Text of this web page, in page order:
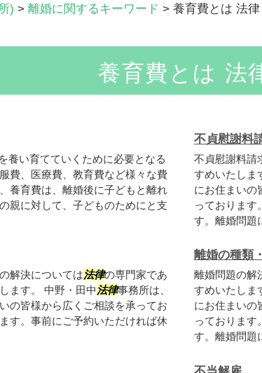
) > 離婚に関するキーワード > 養育費とは 法律
養育費とは 法
養い育てていくために必要となる
費、医療費、教育費など様々な費
養育費は、離婚後に子どもと離れ
親に対して、子どものためにと支
不貞慰謝料
不貞慰謝料請
すめいたしま
にお住まいの
っております
す。離婚問題
解決については法律の専門家であ
ます。 中野・田中 法律事務所は、
の皆様から広くご相談を承ってお
す。事前にご予約いただければ休
離婚の種類
離婚問題の解
すめいたしま
にお住まいの
っております
す。離婚問題